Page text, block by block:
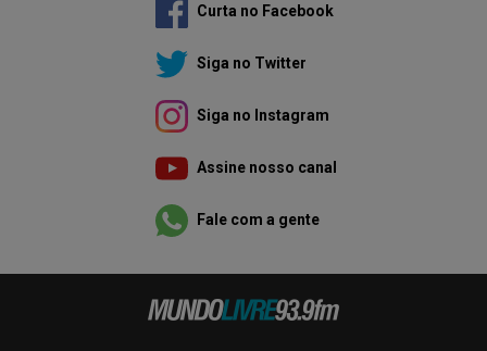
Curta no Facebook
Siga no Twitter
Siga no Instagram
Assine nosso canal
Fale com a gente